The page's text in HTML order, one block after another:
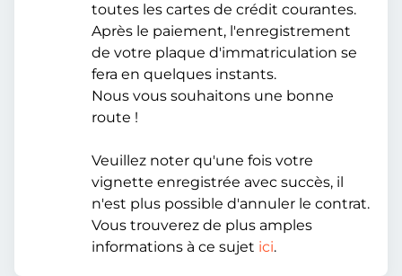
toutes les cartes de crédit courantes.
Après le paiement, l'enregistrement
de votre plaque d'immatriculation se
fera en quelques instants.
Nous vous souhaitons une bonne
route !
Veuillez noter qu'une fois votre
vignette enregistrée avec succès, il
n'est plus possible d'annuler le contrat.
Vous trouverez de plus amples
informations à ce sujet ici.